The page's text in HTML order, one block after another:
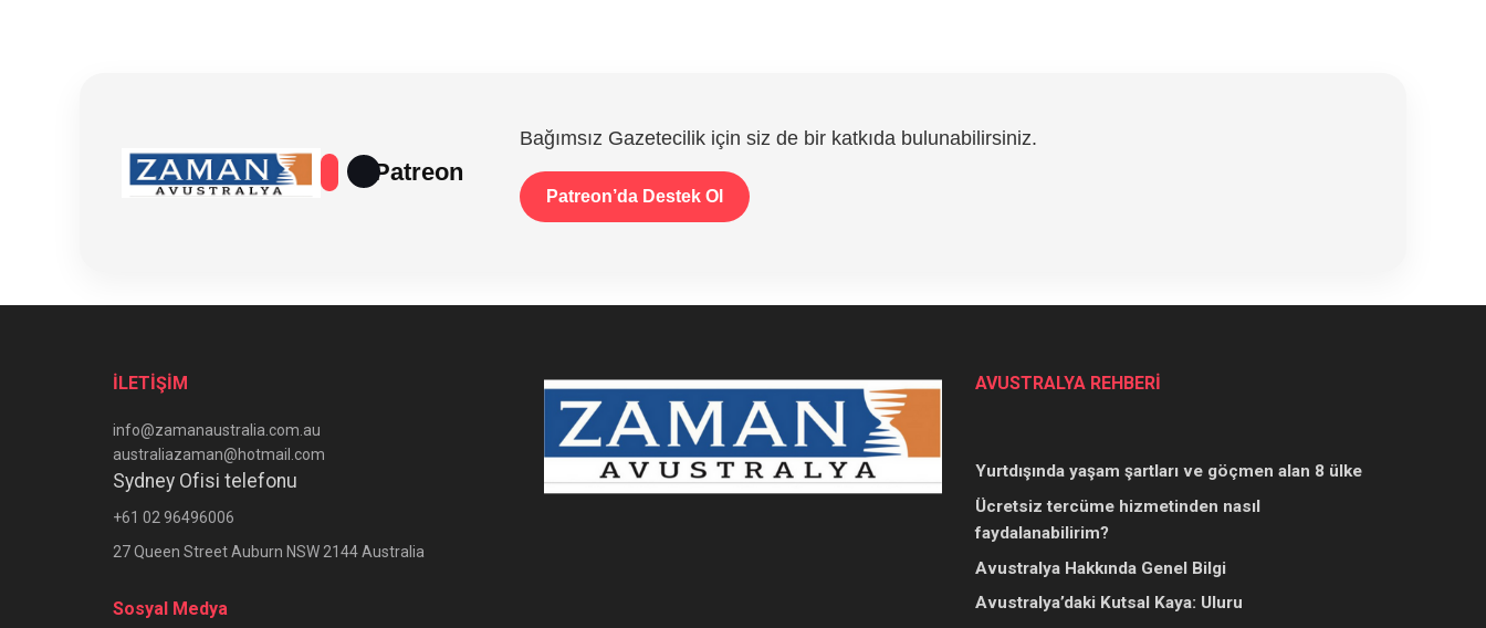
Patreon
Bağımsız Gazetecilik için siz de bir katkıda bulunabilirsiniz.
Patreon’da Destek Ol
İLETİŞİM
info@zamanaustralia.com.au
australiazaman@hotmail.com
Sydney Ofisi telefonu
+61 02 96496006
27 Queen Street Auburn NSW 2144 Australia
Sosyal Medya
AVUSTRALYA REHBERİ
Yurtdışında yaşam şartları ve göçmen alan 8 ülke
Ücretsiz tercüme hizmetinden nasıl
faydalanabilirim?
Avustralya Hakkında Genel Bilgi
Avustralya’daki Kutsal Kaya: Uluru